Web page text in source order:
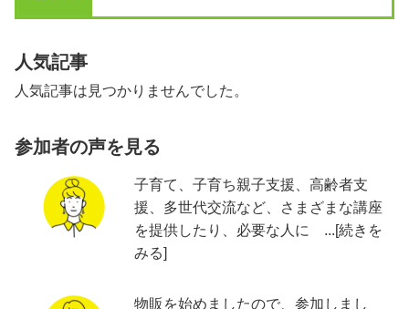
人気記事
人気記事は見つかりませんでした。
参加者の声を見る
子育て、子育ち親子支援、高齢者支
援、多世代交流など、さまざまな講座
を提供したり、必要な人に ...[続きを
みる]
物販を始めましたので、参加しまし